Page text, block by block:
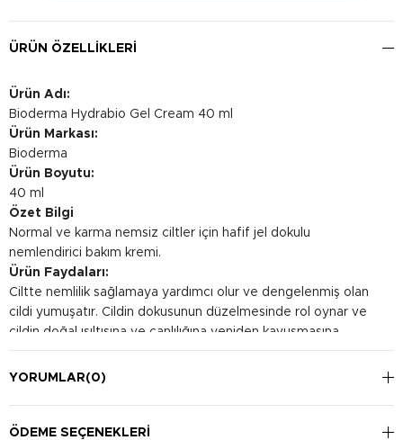
ÜRÜN ÖZELLIKLERI
Ürün Adı:
Bioderma Hydrabio Gel Cream 40 ml
Ürün Markası:
Bioderma
Ürün Boyutu:
40 ml
Özet Bilgi
Normal ve karma nemsiz ciltler için hafif jel dokulu
nemlendirici bakım kremi.
Ürün Faydaları:
Ciltte nemlilik sağlamaya yardımcı olur ve dengelenmiş olan
cildi yumuşatır. Cildin dokusunun düzelmesinde rol oynar ve
cildin doğal ışıltısına ve canlılığına yeniden kavuşmasına
yardımcı olur.
Kullanım Şekli:
kullanıma uygundur.
YORUMLAR(0)
ÖDEME SEÇENEKLERI